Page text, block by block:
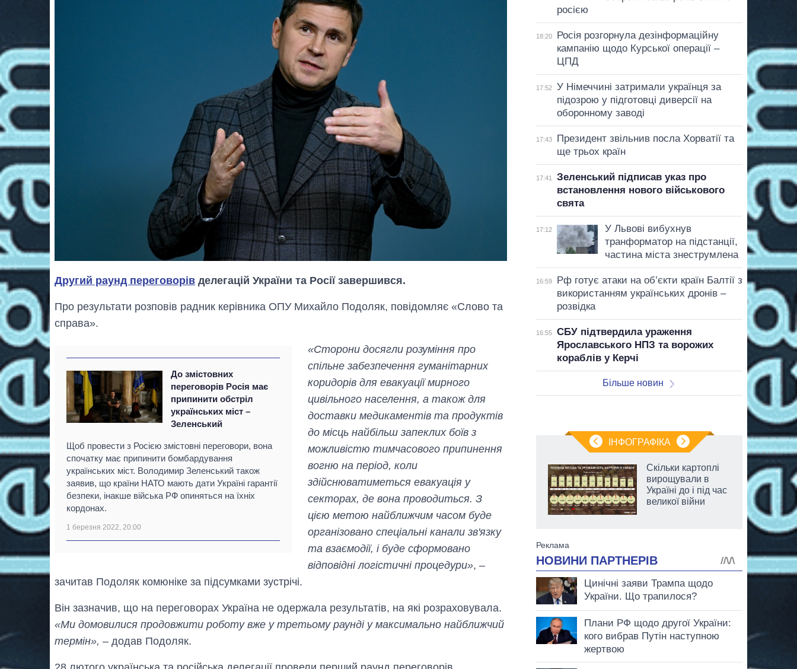
Другий раунд переговорів делегацій України та Росії завершився.
Про результати розповів радник керівника ОПУ Михайло Подоляк, повідомляє «Слово та
справа».
До змістовних
переговорів Росія має
припинити обстріл
українських міст –
Зеленський
Щоб провести з Росією змістовні переговори, вона
спочатку має припинити бомбардування
українських міст. Володимир Зеленський також
заявив, що країни НАТО мають дати Україні гарантії
безпеки, інакше війська РФ опиняться на їхніх
кордонах.
1 березня 2022, 20:00
«Сторони досягли розуміння про
спільне забезпечення гуманітарних
коридорів для евакуації мирного
цивільного населення, а також для
доставки медикаментів та продуктів
до місць найбільш запеклих боїв з
можливістю тимчасового припинення
вогню на період, коли
здійснюватиметься евакуація у
секторах, де вона проводиться. З
цією метою найближчим часом буде
організовано спеціальні канали зв'язку
та взаємодії, і буде сформовано
відповідні логістичні процедури», –
зачитав Подоляк комюніке за підсумками зустрічі.
Він зазначив, що на переговорах Україна не одержала результатів, на які розраховувала.
«Ми домовилися продовжити роботу вже у третьому раунді у максимально найближчий
термін», – додав Подоляк.
росією
18:20
Росія розгорнула дезінформаційну
кампанію щодо Курської операції –
ЦПД
17:52
У Німеччині затримали українця за
підозрою у підготовці диверсії на
оборонному заводі
17:43
Президент звільнив посла Хорватії та
ще трьох країн
17:41
Зеленський підписав указ про
встановлення нового військового
свята
17:12
У Львові вибухнув
транформатор на підстанції,
частина міста знеструмлена
16:59
Рф готує атаки на об’єкти країн Балтії з
використанням українських дронів –
розвідка
16:55
СБУ підтвердила ураження
Ярославського НПЗ та ворожих
кораблів у Керчі
Більше новин
ІНФОГРАФІКА
гігантів: скільки
коштують і
заробляють
OpenAI та
Anthropic
Скільки картоплі
вирощували в
Україні до і під час
великої війни